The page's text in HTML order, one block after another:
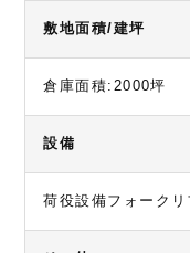
敷地面積/建坪
倉庫面積:2000坪
設備
荷役設備フォークリ